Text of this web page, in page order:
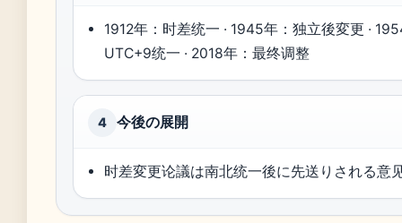
1912年：时差统一 · 1945年：独立後変更 ·
UTC+9统一 · 2018年：最终调整
4 今後の展開
时差変更论議は南北统一後に先送りされる意